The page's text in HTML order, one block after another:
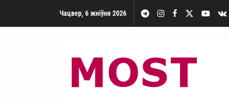
Чацвер, 6 жніўня 2026